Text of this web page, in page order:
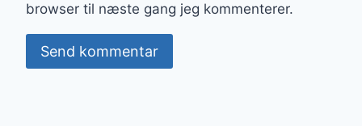
browser til næste gang jeg kommenterer.